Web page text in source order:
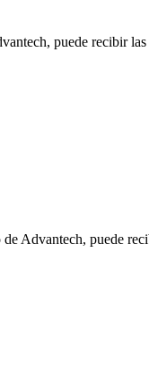
puede recibir
Advantech, puede